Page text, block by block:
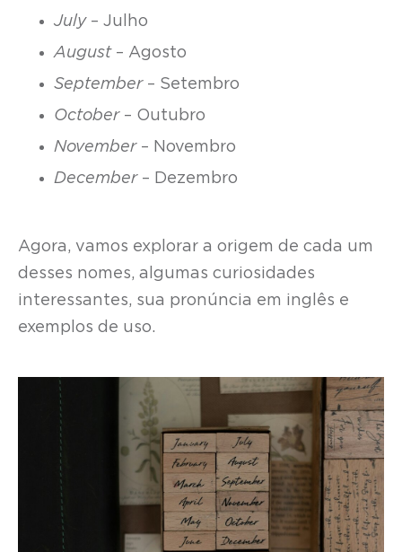
July– Julho
August– Agosto
September– Setembro
October– Outubro
November– Novembro
December– Dezembro
Agora, vamos explorar a origem de cada um
desses nomes, algumas curiosidades
interessantes, sua pronúncia em inglês e
exemplos de uso.